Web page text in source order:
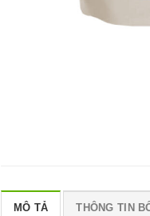
MÔ TẢ THÔNG TIN